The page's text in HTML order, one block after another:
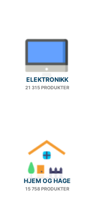
ELEKTRONIKK
21 315 PRODUKTER
HJEM OG HAGE
15 758 PRODUKTER